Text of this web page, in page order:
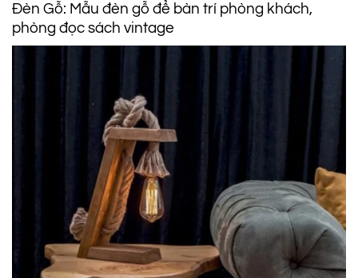
Đèn Gỗ: Mẫu đèn gỗ để bàn trí phòng khách,
phòng đọc sách vintage